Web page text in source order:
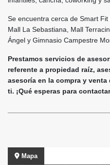
Se encuentra cerca de Smart
Mall La Sebastiana, Mall
Ángel y Gimnasio Campestre
Prestamos servicios de
referente a propiedad raíz,
asesoría en la compra y
ti. ¡Qué esperas para
Mapa